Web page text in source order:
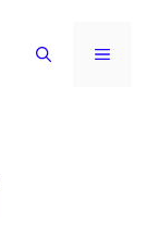
MENU